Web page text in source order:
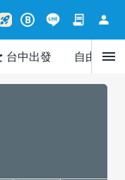
rocket_launch B contract person
台中出發 自由行menu